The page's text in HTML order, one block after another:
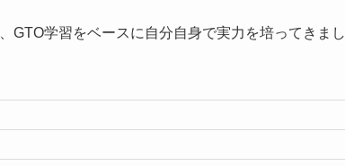
GTO学習をベースに自分自身で実力を培ってきまし